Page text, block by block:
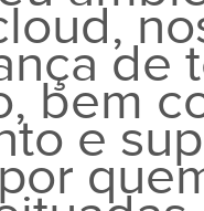
de
bem
e